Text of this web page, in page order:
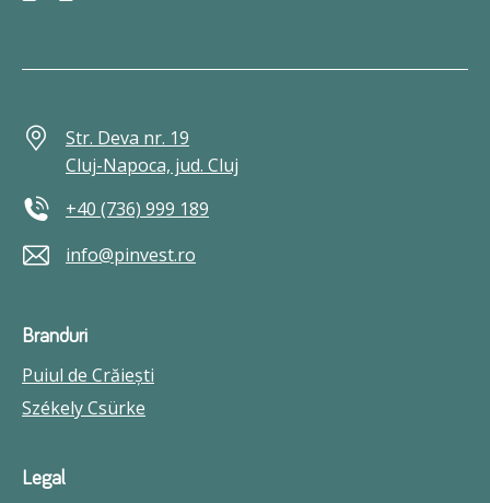
Str. Deva nr. 19
Cluj-Napoca, jud. Cluj
+40 (736) 999 189
info@pinvest.ro
Branduri
Puiul de Crăieşti
Székely Csürke
Legal